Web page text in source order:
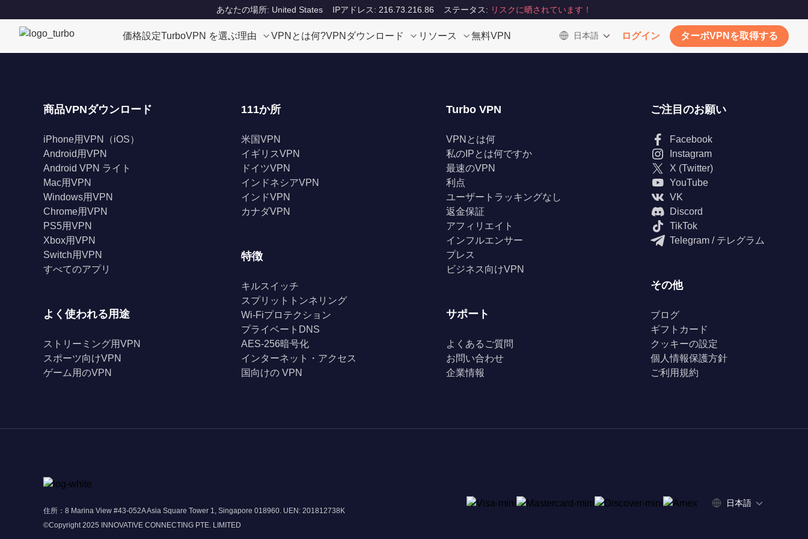
あなたの場所: United States IPアドレス: 216.73.216.86 ステータス: リスクに晒されています！
価格設定TurboVPN を選ぶ理由 VPNとは何?VPNダウンロード リソース 無料VPN 日本語 ログイン ターボVPNを取得する
商品VPNダウンロード
iPhone用VPN（iOS）
Android用VPN
Android VPN ライト
Mac用VPN
Windows用VPN
Chrome用VPN
PS5用VPN
Xbox用VPN
Switch用VPN
すべてのアプリ
よく使われる用途
ストリーミング用VPN
スポーツ向けVPN
ゲーム用のVPN
111か所
米国VPN
イギリスVPN
ドイツVPN
インドネシアVPN
インドVPN
カナダVPN
特徴
キルスイッチ
スプリットトンネリング
Wi-Fiプロテクション
プライベートDNS
AES-256暗号化
インターネット・アクセス
国向けの VPN
Turbo VPN
VPNとは何
私のIPとは何ですか
最速のVPN
利点
ユーザートラッキングなし
返金保証
アフィリエイト
インフルエンサー
プレス
ビジネス向けVPN
サポート
よくあるご質問
お問い合わせ
企業情報
ご注目のお願い
Facebook
Instagram
X (Twitter)
YouTube
VK
Discord
TikTok
Telegram / テレグラム
その他
ブログ
ギフトカード
クッキーの設定
個人情報保護方針
ご利用規約
住所：8 Marina View #43-052A Asia Square Tower 1, Singapore 018960. UEN: 201812738K
©Copyright 2025 INNOVATIVE CONNECTING PTE. LIMITED
日本語